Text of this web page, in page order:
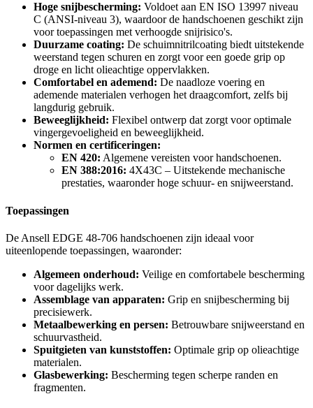
Hoge snijbescherming: Voldoet aan EN ISO 13997 niveau
C (ANSI-niveau 3), waardoor de handschoenen geschikt zijn
voor toepassingen met verhoogde snijrisico's.
Duurzame coating: De schuimnitrilcoating biedt uitstekende
weerstand tegen schuren en zorgt voor een goede grip op
droge en licht olieachtige oppervlakken.
Comfortabel en ademend: De naadloze voering en
ademende materialen verhogen het draagcomfort, zelfs bij
langdurig gebruik.
Beweeglijkheid: Flexibel ontwerp dat zorgt voor optimale
vingergevoeligheid en beweeglijkheid.
Normen en certificeringen:
EN 420: Algemene vereisten voor handschoenen.
EN 388:2016: 4X43C – Uitstekende mechanische
prestaties, waaronder hoge schuur- en snijweerstand.
Toepassingen
De Ansell EDGE 48-706 handschoenen zijn ideaal voor
uiteenlopende toepassingen, waaronder:
Algemeen onderhoud: Veilige en comfortabele bescherming
voor dagelijks werk.
Assemblage van apparaten: Grip en snijbescherming bij
precisiewerk.
Metaalbewerking en persen: Betrouwbare snijweerstand en
schuurvastheid.
Spuitgieten van kunststoffen: Optimale grip op olieachtige
materialen.
Glasbewerking: Bescherming tegen scherpe randen en
fragmenten.